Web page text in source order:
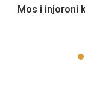
Mos i injoroni